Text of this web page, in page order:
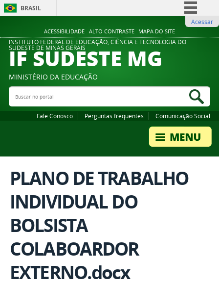
ACESSIBILIDADE ALTO CONTRASTE MAPA DO SITE
BRASIL
Comunica BR
Participe
Legislação
Acessar
INSTITUTO FEDERAL DE EDUCAÇÃO, CIÊNCIA E TECNOLOGIA DO
SUDESTE DE MINAS GERAIS
IF SUDESTE MG
MINISTÉRIO DA EDUCAÇÃO
Buscar no portal
Fale Conosco Perguntas frequentes Comunicação Social
PLANO DE TRABALHO
INDIVIDUAL DO
BOLSISTA
COLABOARDOR
EXTERNO.docx